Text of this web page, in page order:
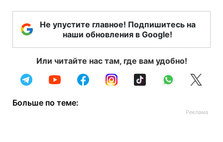
Не упустите главное! Подпишитесь на
наши обновления в Google!
Или читайте нас там, где вам удобно!
Больше по теме: